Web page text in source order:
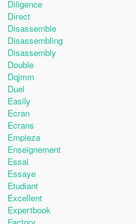
Diligence
Direct
Disassemble
Disassembling
Disassembly
Double
Dqjmm
Duel
Easily
Ecran
Ecrans
Empieza
Enseignement
Essai
Essaye
Etudiant
Excellent
Expertbook